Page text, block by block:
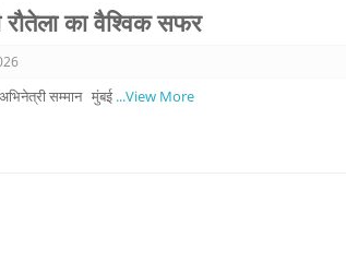
रौतेला का वैश्विक सफर
अभिनेत्री सम्मान मुंबई ...View More